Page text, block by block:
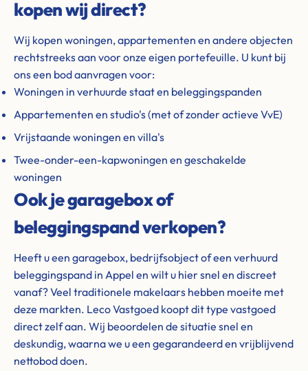
kopen wij direct?
Wij kopen woningen, appartementen en andere objecten
rechtstreeks aan voor onze eigen portefeuille. U kunt bij
ons een bod aanvragen voor:
Woningen in verhuurde staat en beleggingspanden
Appartementen en studio's (met of zonder actieve VvE)
Vrijstaande woningen en villa's
Twee-onder-een-kapwoningen en geschakelde
woningen
Ook je garagebox of
beleggingspand verkopen?
Heeft u een garagebox, bedrijfsobject of een verhuurd
beleggingspand in Appel en wilt u hier snel en discreet
vanaf? Veel traditionele makelaars hebben moeite met
deze markten. Leco Vastgoed koopt dit type vastgoed
direct zelf aan. Wij beoordelen de situatie snel en
deskundig, waarna we u een gegarandeerd en vrijblijvend
nettobod doen.